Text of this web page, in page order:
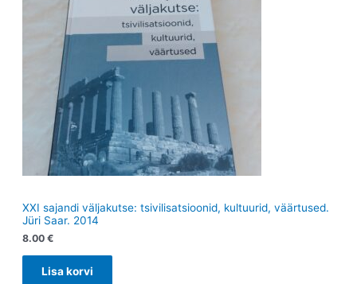
XXI sajandi väljakutse: tsivilisatsioonid, kultuurid, väärtused.
Jüri Saar. 2014
8.00 €
Lisa korvi